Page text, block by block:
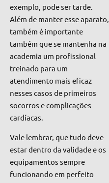
exemplo, pode ser tarde.
Além de manter esse aparato,
também é importante
também que se mantenha na
academia um profissional
treinado para um
atendimento mais eficaz
nesses casos de primeiros
socorros e complicações
cardíacas.
Vale lembrar, que tudo deve
estar dentro da validade e os
equipamentos sempre
funcionando em perfeito